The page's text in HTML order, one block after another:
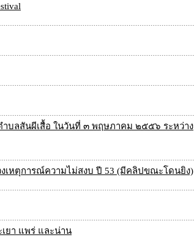
บลสันผีเสื้อ ในวันที่ ๓ พฤษภาคม ๒๕๕๖ ระหว่าง
หตุการณ์ความไม่สงบ ปี 53 (มีคลิปขณะโดนยิง)
ยา แพร่ และน่าน